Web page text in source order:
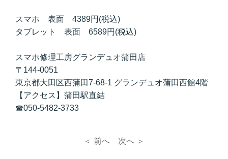
スマホ 表面 4389円(税込)
タブレット 表面 6589円(税込)
スマホ修理工房グランデュオ蒲田店
〒144-0051
東京都大田区西蒲田7-68-1 グランデュオ蒲田西館4階
【アクセス】蒲田駅直結
☎050-5482-3733
＜ 前へ 次へ ＞